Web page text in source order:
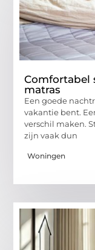
Comfortabel
matras
Een goede
vakantie bent.
verschil maken.
zijn vaak dun
Woningen